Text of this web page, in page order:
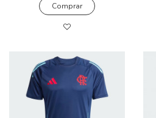
Comprar